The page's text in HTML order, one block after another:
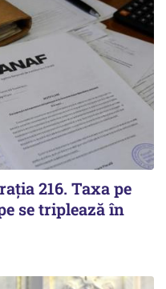
216. Taxa pe
se triplează în